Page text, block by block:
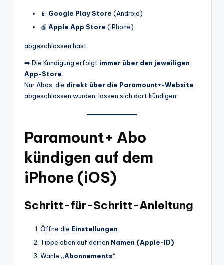
📱 Google Play Store (Android)
🍎 Apple App Store (iPhone)
abgeschlossen hast.
➡️ Die Kündigung erfolgt immer über den jeweiligen
App-Store
Nur Abos, die direkt über die Paramount+-Website
abgeschlossen wurden, lassen sich dort kündigen.
Paramount+ Abo
kündigen auf dem
iPhone (iOS)
Schritt-für-Schritt-Anleitung
Öffne die Einstellungen
Tippe oben auf deinen Namen (Apple-ID)
Wähle „Abonnements“